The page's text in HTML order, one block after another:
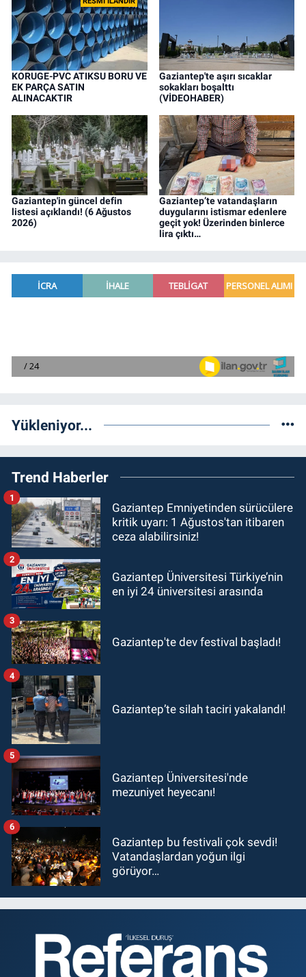
KORUGE-PVC ATIKSU BORU VE
EK PARÇA SATIN
ALINACAKTIR
Gaziantep'te aşırı sıcaklar
sokakları boşalttı
(VİDEOHABER)
Gaziantep'in güncel defin
listesi açıklandı! (6 Ağustos
2026)
Gaziantep’te vatandaşların
duygularını istismar edenlere
geçit yok! Üzerinden binlerce
lira çıktı…
Yükleniyor...
Trend Haberler
Gaziantep Emniyetinden sürücülere
kritik uyarı: 1 Ağustos'tan itibaren
ceza alabilirsiniz!
1
Gaziantep Üniversitesi Türkiye’nin
en iyi 24 üniversitesi arasında
2
Gaziantep'te dev festival başladı!
3
Gaziantep’te silah taciri yakalandı!
4
Gaziantep Üniversitesi'nde
mezuniyet heyecanı!
5
Gaziantep bu festivali çok sevdi!
Vatandaşlardan yoğun ilgi
görüyor…
6